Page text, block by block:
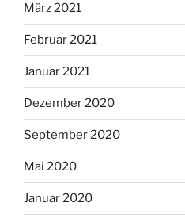
März 2021
Februar 2021
Januar 2021
Dezember 2020
September 2020
Mai 2020
Januar 2020